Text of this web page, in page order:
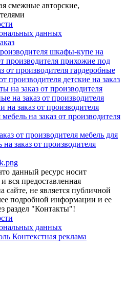
смежные авторские,
данных
шкафы-купе на
прихожие под
гардеробные
детские на заказ
мебель для
данный ресурс носит
вся предоставленная
не является публичной
подробной информации и ее
раздел "Контакты"!
данных
Контекстная реклама